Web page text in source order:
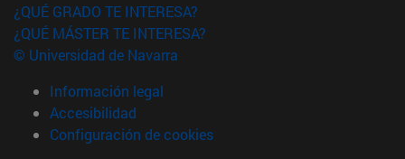
¿QUÉ GRADO TE INTERESA?
¿QUÉ MÁSTER TE INTERESA?
© Universidad de Navarra
Información legal
Accesibilidad
Configuración de cookies